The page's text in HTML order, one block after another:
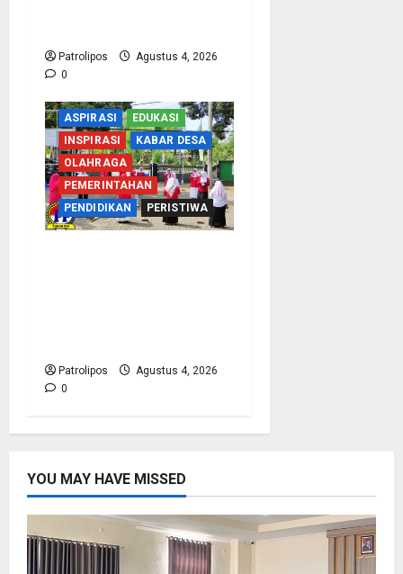
Patrolipos
Agustus 4, 2026
0
ASPIRASI
EDUKASI
INSPIRASI
KABAR DESA
OLAHRAGA
PEMERINTAHAN
PENDIDIKAN
PERISTIWA
Patrolipos
Agustus 4, 2026
0
YOU MAY HAVE MISSED